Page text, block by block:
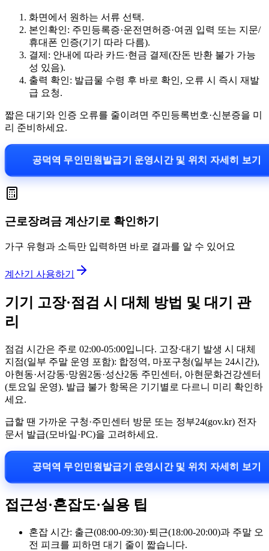
화면에서 원하는 서류 선택.
본인확인: 주민등록증·운전면허증·여권 입력 또는 지문/
휴대폰 인증(기기 따라 다름).
결제: 안내에 따라 카드·현금 결제(잔돈 반환 불가 가능
성 있음).
출력 확인: 발급물 수령 후 바로 확인, 오류 시 즉시 재발
급 요청.
짧은 대기와 인증 오류를 줄이려면 주민등록번호·신분증을 미
리 준비하세요.
공덕역 무인민원발급기 운영시간 및 위치 자세히 보기
근로장려금 계산기로 확인하기
가구 유형과 소득만 입력하면 바로 결과를 알 수 있어요
계산기 사용하기
기기 고장·점검 시 대체 방법 및 대기 관
리
점검 시간은 주로 02:00-05:00입니다. 고장·대기 발생 시 대체
지점(일부 주말 운영 포함): 합정역, 마포구청(일부는 24시간),
아현동·서강동·망원2동·성산2동 주민센터, 아현문화건강센터
(토요일 운영). 발급 불가 항목은 기기별로 다르니 미리 확인하
세요.
급할 땐 가까운 구청·주민센터 방문 또는 정부24(gov.kr) 전자
문서 발급(모바일·PC)을 고려하세요.
공덕역 무인민원발급기 운영시간 및 위치 자세히 보기
접근성·혼잡도·실용 팁
혼잡 시간: 출근(08:00-09:30)·퇴근(18:00-20:00)과 주말 오
전 피크를 피하면 대기 줄이 짧습니다.